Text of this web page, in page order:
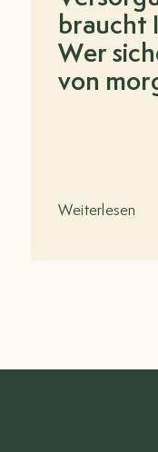
braucht
Wer
von
Weiterlesen